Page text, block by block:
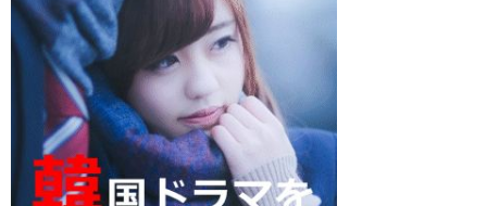
「ライフ・ オン・ マーズ」2019年11月2日TSUTAYAにて先行
レンタル開始！
(ENG SUB) Behind The Scene Hyun Bin 현빈❤️ 손예진 Son Ye
Jin-Crash Landing On You/ヒョンビン❤️ソンイェジン / エンジョイ❕
ユン・ギュンサン、番組にも登場した愛猫が急死…イ・ソンギ
ョンら同僚芸能人から慰めの言葉が続々 – Taka News
キム・レウォンの影絵遊び！？「黒騎士～永遠の約束～」メイ
キングを一部公開（DVD-SET2特典映像より）
「まず熱く掃除せよ」女優キム・ユジョン、「健康がとても回
復…痩せたのはソン・ジェリムのせい!? 」 (11/26)